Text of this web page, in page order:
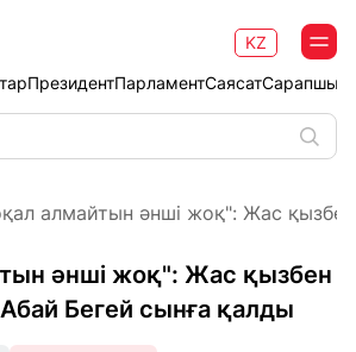
ПрезидентПарламентСаясат
KZ
алмайтын әнші жоқ": Жас қызбен
әнші жоқ": Жас қызбен
Абай Бегей сынға қалды